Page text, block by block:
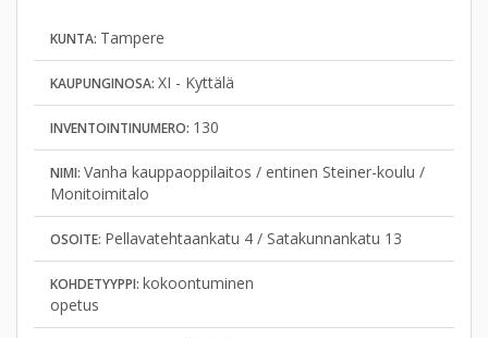
KUNTA: Tampere
KAUPUNGINOSA: XI - Kyttälä
INVENTOINTINUMERO: 130
NIMI: Vanha kauppaoppilaitos / entinen Steiner-koulu /
Monitoimitalo
OSOITE: Pellavatehtaankatu 4 / Satakunnankatu 13
KOHDETYYPPI: kokoontuminen
opetus